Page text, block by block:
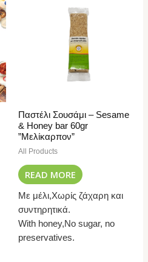
Παστέλι Σουσάμι – Sesame
& Honey bar 60gr
”Μελίκαρπον”
All Products
READ MORE
Με μέλι,Χωρίς ζάχαρη και
συντηρητικά.
With honey,No sugar, no
preservatives.